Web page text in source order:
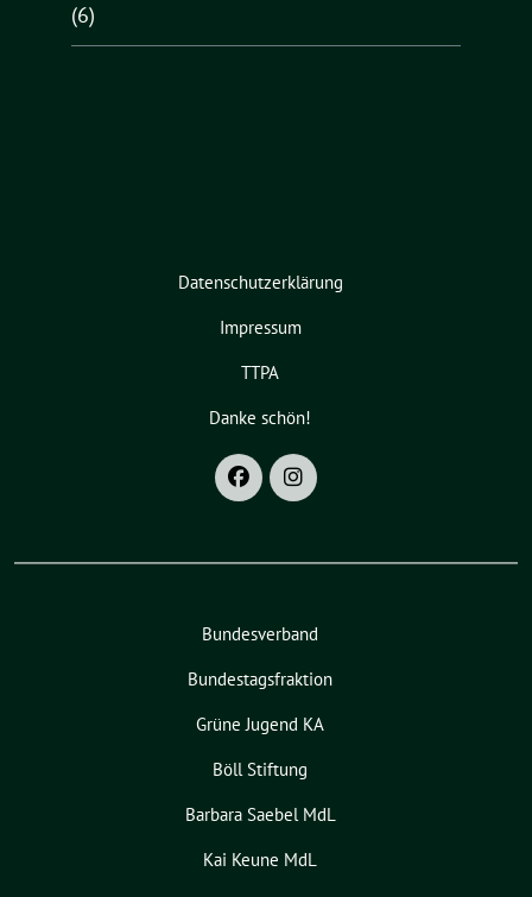
(6)
Datenschutzerklärung
Impressum
TTPA
Danke schön!
Bundesverband
Bundestagsfraktion
Grüne Jugend KA
Böll Stiftung
Barbara Saebel MdL
Kai Keune MdL